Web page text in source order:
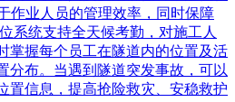
作业人员的管理效率，同时保障
系统支持全天候考勤，对施工人
掌握每个员工在隧道内的位置及活
分布。当遇到隧道突发事故，可以
置信息，提高抢险救灾、安稳救护